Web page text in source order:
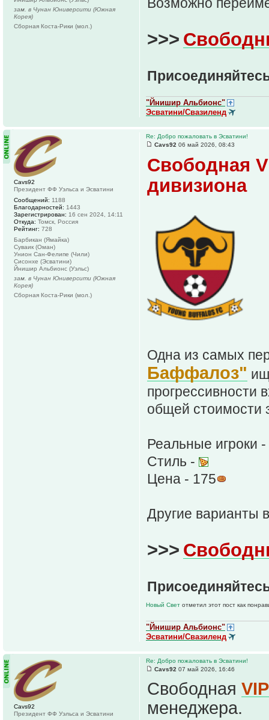
Возможно
>>>
"Йнишир Альбионс"
Эсватини/Свазиленд
зам. в Чунан Юниверсити (Южная
Корея)
Сборная Коста-Рики (мол.)
Re: Добро пожаловать в Эсватини!
Cavs92 06 май 2026, 08:43
Свободная
дивизиона
Одна из самых
Баффалоз"
общей стоимости
Реальные игроки
Стиль -
Цена - 175
Другие варианты
>>>
Новый Свет отметил этот пост как
"Йнишир Альбионс"
Эсватини/Свазиленд
Cavs92
Президент ФФ Уэльса и Эсватини
Сообщений: 1188
Благодарностей: 1443
Зарегистрирован: 16 сен 2024, 14:11
Откуда: Томск, Россия
Рейтинг: 728
Барбикан (Ямайка)
Суваик (Оман)
Унион Сан-Фелипе (Чили)
Сисонхе (Эсватини)
Йнишир Альбионс (Уэльс)
зам. в Чунан Юниверсити (Южная
Корея)
Сборная Коста-Рики (мол.)
Re: Добро пожаловать в Эсватини!
Cavs92 07 май 2026, 16:46
Свободная
менеджера.
Cavs92
Президент ФФ Уэльса и Эсватини